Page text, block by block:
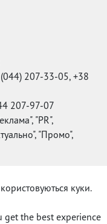
207-33-05, +38
207-97-07
"PR",
"Промо",
куки.
get the best experience